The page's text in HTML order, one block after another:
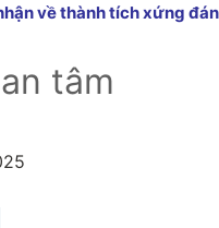
về thành tích xứng
tâm